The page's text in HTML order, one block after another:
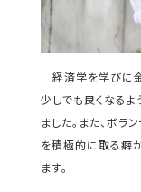
経済学を学びに
少しでも良くなるよ
ました。また、ボラ
を積極的に取る癖
ます。